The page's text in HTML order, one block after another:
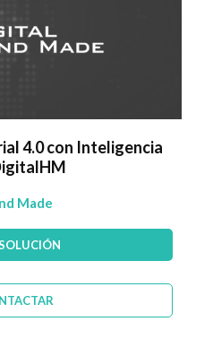
4.0 con Inteligencia
Made